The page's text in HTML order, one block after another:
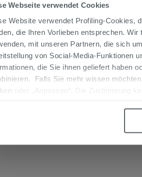
Webseite verwendet Cookies
Website verwendet Profiling-Cookies,
die Ihren Vorlieben entsprechen.
mit unseren Partnern, die sich
von Social-Media-Funktionen
die Sie ihnen geliefert haben
Falls Sie mehr wissen
oder „Anpassen“. Die Zustimmung
Mel 150 cm PVC
LEGEN